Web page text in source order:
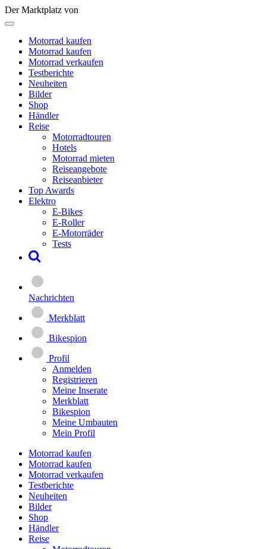
Der Marktplatz von
Motorrad kaufen
Motorrad kaufen
Motorrad verkaufen
Testberichte
Neuheiten
Bilder
Shop
Händler
Reise
Motorradtouren
Hotels
Motorrad mieten
Reiseangebote
Reiseanbieter
Top Awards
Elektro
E-Bikes
E-Roller
E-Motorräder
Tests
Nachrichten
Merkblatt
Bikespion
Profil
Anmelden
Registrieren
Meine Inserate
Merkblatt
Bikespion
Meine Umbauten
Mein Profil
Motorrad kaufen
Motorrad kaufen
Motorrad verkaufen
Testberichte
Neuheiten
Bilder
Shop
Händler
Reise